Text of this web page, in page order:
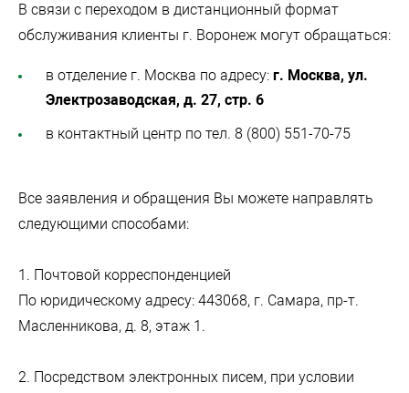
В связи с переходом в дистанционный формат
обслуживания клиенты г. Воронеж могут обращаться:
в отделение г. Москва по адресу: г. Москва, ул.
Электрозаводская, д. 27, стр. 6
в контактный центр по тел. 8 (800) 551-70-75
Все заявления и обращения Вы можете направлять
следующими способами:
1. Почтовой корреспонденцией
По юридическому адресу: 443068, г. Самара, пр-т.
Масленникова, д. 8, этаж 1.
2. Посредством электронных писем, при условии